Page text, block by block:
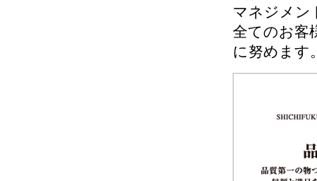
マネジメン
全てのお客
に努めます